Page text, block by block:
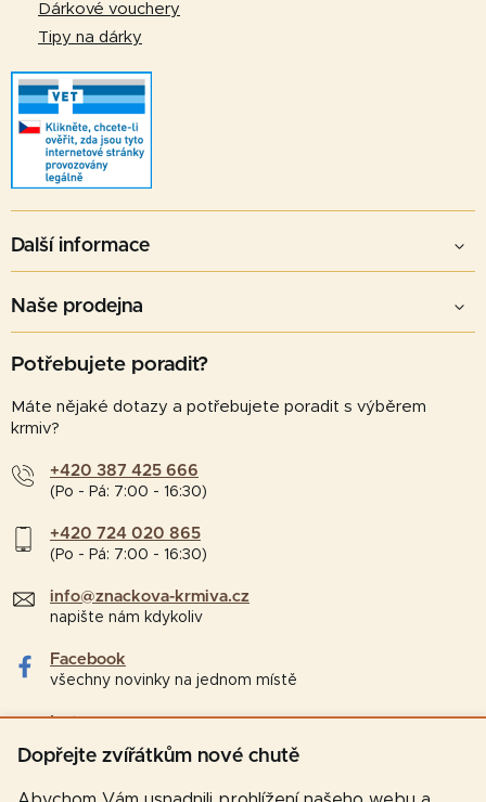
Dopřejte zvířátkům nové chutě
Dárkové vouchery
Tipy na dárky
Další informace
Naše prodejna
Potřebujete poradit?
Máte nějaké dotazy a potřebujete poradit s výběrem
krmiv?
+420 387 425 666
(Po - Pá: 7:00 - 16:30)
+420 724 020 865
(Po - Pá: 7:00 - 16:30)
info@znackova-krmiva.cz
napište nám kdykoliv
Facebook
všechny novinky na jednom místě
Instagram
tipy a zajímavosti pro chovatele